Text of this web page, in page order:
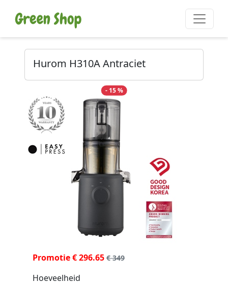
Hurom H310A Antraciet
- 15 %
Promotie € 296.65 € 349
Hoeveelheid